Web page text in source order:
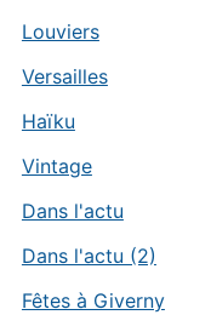
Louviers
Versailles
Haïku
Vintage
Dans l'actu
Dans l'actu (2)
Fêtes à Giverny